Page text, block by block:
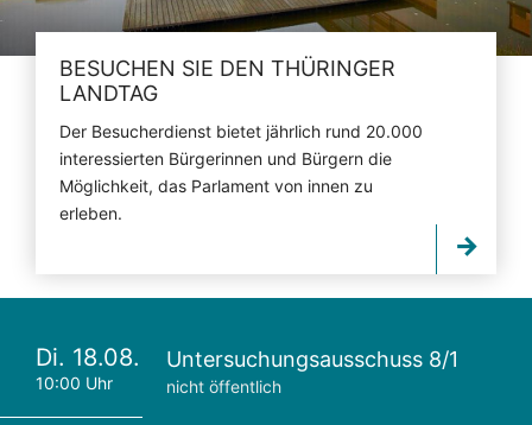
BESUCHEN SIE DEN THÜRINGER
LANDTAG
Der Besucherdienst bietet jährlich rund 20.000
interessierten Bürgerinnen und Bürgern die
Möglichkeit, das Parlament von innen zu
erleben.
Di. 18.08.
10:00 Uhr
Untersuchungsausschuss 8/1
nicht öffentlich